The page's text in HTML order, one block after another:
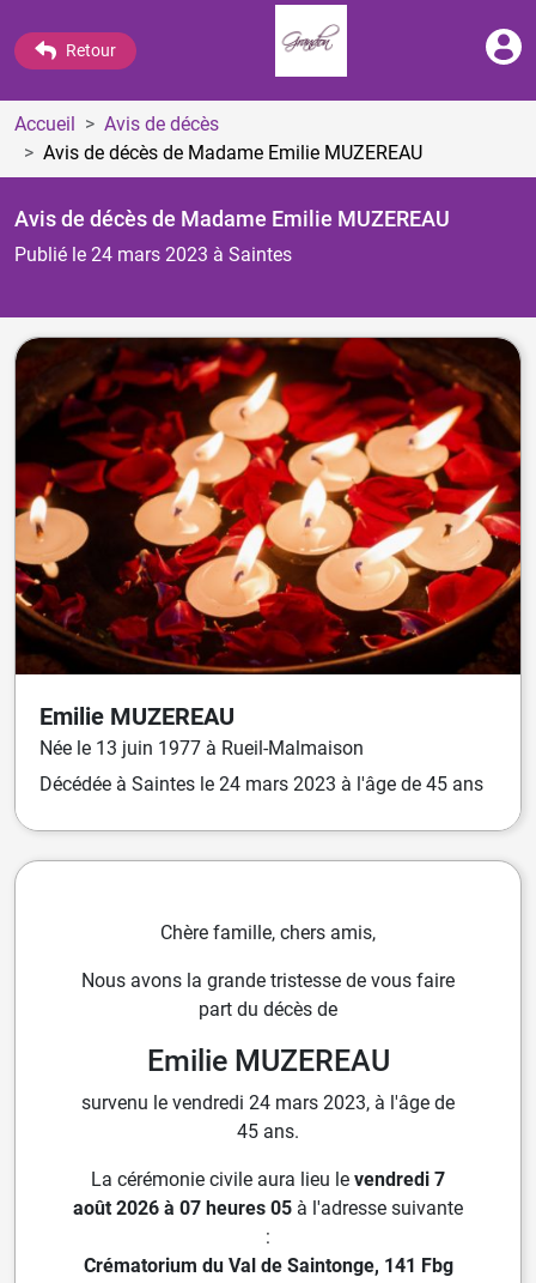
Retour
Accueil
Avis de décès
Avis de décès de Madame Emilie MUZEREAU
Avis de décès de Madame Emilie MUZEREAU
Publié le 24 mars 2023 à Saintes
Emilie MUZEREAU
Née le 13 juin 1977 à Rueil-Malmaison
Décédée à Saintes le 24 mars 2023 à l'âge de 45 ans
Chère famille, chers amis,
Nous avons la grande tristesse de vous faire
part du décès de
Emilie MUZEREAU
survenu le vendredi 24 mars 2023, à l'âge de
45 ans.
La cérémonie civile aura lieu le vendredi 7
août 2026 à 07 heures 05 à l'adresse suivante
:
Crématorium du Val de Saintonge, 141 Fbg